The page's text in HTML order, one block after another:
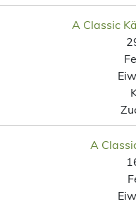
A Classic
A